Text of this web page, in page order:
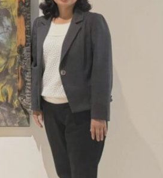
力展第118棒—土散四維：2026
請國立臺南藝術大學許遠達助理
人藝術耕耘與時代律動緊密交織
兼具學術厚度與感官震撼的年度